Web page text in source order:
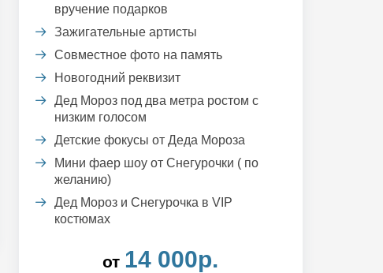
вручение подарков
Зажигательные артисты
Совместное фото на память
Новогодний реквизит
Дед Мороз под два метра ростом с
низким голосом
Детские фокусы от Деда Мороза
Мини фаер шоу от Снегурочки ( по
желанию)
Дед Мороз и Снегурочка в VIP
костюмах
от 14 000р.